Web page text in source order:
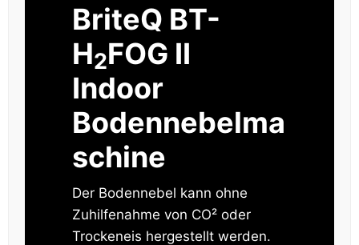
BriteQ BT-
H2FOG II
Indoor
Bodennebelma
schine
Der Bodennebel kann ohne
Zuhilfenahme von CO² oder
Trockeneis hergestellt werden.